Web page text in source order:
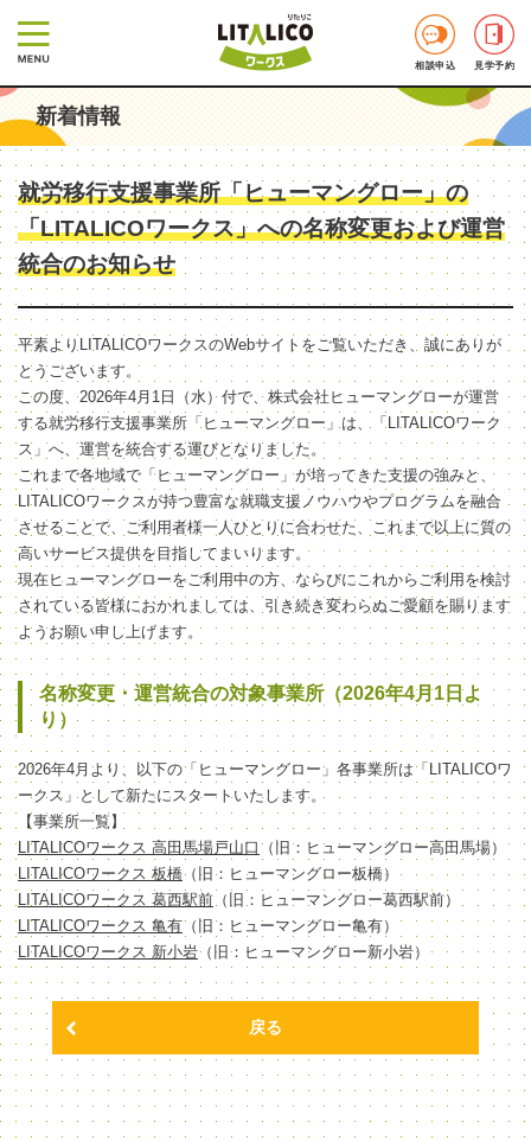
相談申込 見学予約
新着情報
就労移行支援事業所「ヒューマングロー」の
「LITALICOワークス」への名称変更および運営
統合のお知らせ
平素よりLITALICOワークスのWebサイトをご覧いただき、誠にありが
とうございます。
この度、2026年4月1日（水）付で、株式会社ヒューマングローが運営
する就労移行支援事業所「ヒューマングロー」は、「LITALICOワーク
ス」へ、運営を統合する運びとなりました。
これまで各地域で「ヒューマングロー」が培ってきた支援の強みと、
LITALICOワークスが持つ豊富な就職支援ノウハウやプログラムを融合
させることで、ご利用者様一人ひとりに合わせた、これまで以上に質の
高いサービス提供を目指してまいります。
現在ヒューマングローをご利用中の方、ならびにこれからご利用を検討
されている皆様におかれましては、引き続き変わらぬご愛顧を賜ります
ようお願い申し上げます。
名称変更・運営統合の対象事業所（2026年4月1日よ
り）
2026年4月より、以下の「ヒューマングロー」各事業所は「LITALICOワ
ークス」として新たにスタートいたします。
【事業所一覧】
LITALICOワークス 高田馬場戸山口 （旧：ヒューマングロー高田馬場）
LITALICOワークス 板橋（旧：ヒューマングロー板橋）
LITALICOワークス 葛西駅前 （旧：ヒューマングロー葛西駅前）
LITALICOワークス 亀有（旧：ヒューマングロー亀有）
LITALICOワークス 新小岩（旧：ヒューマングロー新小岩）
戻る